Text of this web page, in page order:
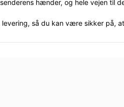
hænder, og hele vejen til
så du kan være sikker på,